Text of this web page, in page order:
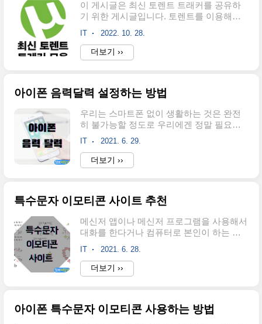
있지만 디자인을 위해 감각적인 사진이나
아이콘을 필요로 하기 때문에 저작권 걱정
없는 무료 이미지 사이트를 소개합니다. 안
사용할 수 있는 무료 이미지 사이트에 대해
이 게시글은 최신 토렌트 트래커를 공유하
기 위한 게시글입니다. 토렌트를 이용해서
파일을 다운로드할 때 다운로드 속도가 느
리거나 다운로드가 되지 않을 때 최신 토렌
트 트래커를 추가한다면 파일을 다운로드할
때 도움이 됩니다. 최신 토렌트 트래커를 추
렌트를 빠르게 다운로드하고 싶을 때 최신
트래커를 복사해서 사용하기를 바랍니다.
Last Update: 2025/7/15
http://0123456789nonexistent.com:80/
IT 2022. 10. 28.
더보기 ››
아이폰 음력달력 설정하는 방법
우리는 스마트폰 없이 생활하는 것은 완전
히 불가능할 정도로 우리에겐 정말 필요한
전자기기가 되었다. 요즘은 스마트폰으로
메신저, 동영상 시청 등을 할 것이다. 스마트
폰으로 일정이나 약속, 할 일 등을 달력에 등
의 없으면 안 되는 기능이다. 하지만 스마트
하지 않는 경우가 많다. 아이폰 또한 그렇다.
요즘은 음력을 사용하지 않고 대부분 양력
을 많이 사용하기 때문일 것이다. 하지만 우
보통 음력을 사용하는 집안 행사나 제사 같
IT 2021. 6. 29.
더보기 ››
특수문자 이모티콘 사이트 추천
메신저 앱이나 메신저 프로그램을 사용해서
대화를 한다거나 컴퓨터로 본인이 하는 커
뮤니티에서 재밌는 글을 작성할 때 글자로
만 작성하면 재미가 없으니 재밌는 짤방을
넣거나 이모티콘들을 삽입해서 재미의 요소
를 올리기도 한다. SNS Keyboard 이 사이트
공하고 있다. 특히 SNS에서 사용되는 폰트
IT 2021. 6. 28.
더보기 ››
아이폰 특수문자 이모티콘 사용하는 방법